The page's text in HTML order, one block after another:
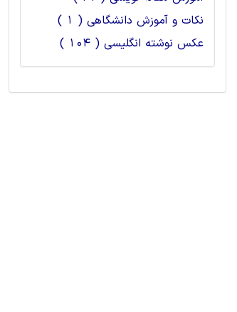
نکات و آموزش دانشگاهی ( 1 )
عکس نوشته انگلیسی ( 104 )